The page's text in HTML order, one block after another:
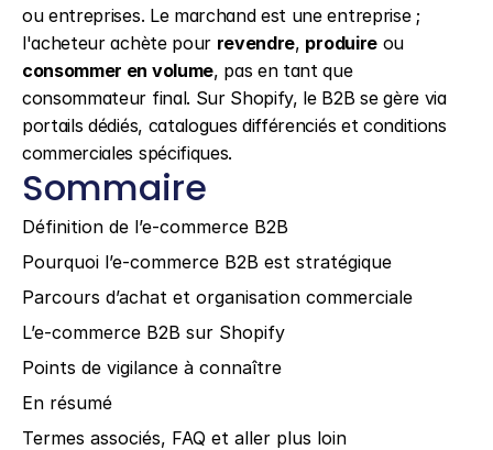
ou entreprises. Le marchand est une entreprise ;
l'acheteur achète pour revendre, produire
ou
consommer en volume, pas en tant que
consommateur final. Sur Shopify, le B2B se gère via
portails dédiés, catalogues différenciés et conditions
commerciales spécifiques.
Sommaire
Définition de l’e-commerce B2B
Pourquoi l’e-commerce B2B est stratégique
Parcours d’achat et organisation commerciale
L’e-commerce B2B sur Shopify
Points de vigilance à connaître
En résumé
Termes associés, FAQ et aller plus loin